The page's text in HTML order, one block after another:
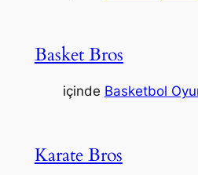
Basket Bros
içinde Basketbol
Karate Bros